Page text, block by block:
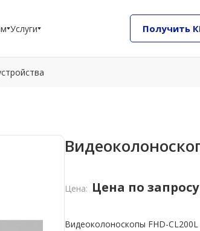
Услуги Получить
Цена: Цена по запросу
Видеоколоноскопы FHD-